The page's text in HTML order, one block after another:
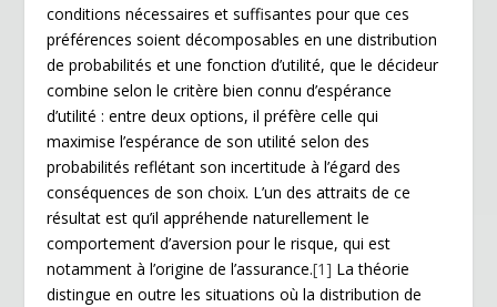
conditions nécessaires et suffisantes pour que ces
préférences soient décomposables en une distribution
de probabilités et une fonction d’utilité, que le décideur
combine selon le critère bien connu d’espérance
d’utilité : entre deux options, il préfère celle qui
maximise l’espérance de son utilité selon des
probabilités reflétant son incertitude à l’égard des
conséquences de son choix. L’un des attraits de ce
résultat est qu’il appréhende naturellement le
comportement d’aversion pour le risque, qui est
notamment à l’origine de l’assurance.[1] La théorie
distingue en outre les situations où la distribution de